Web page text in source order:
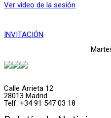
Ver vídeo de la sesión
INVITACIÓN
Calle Arrieta 12
28013 Madrid
Telf. +34 91 547 03 18